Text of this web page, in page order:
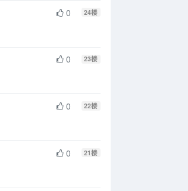
0 24楼
0 23楼
0 22楼
0 21楼